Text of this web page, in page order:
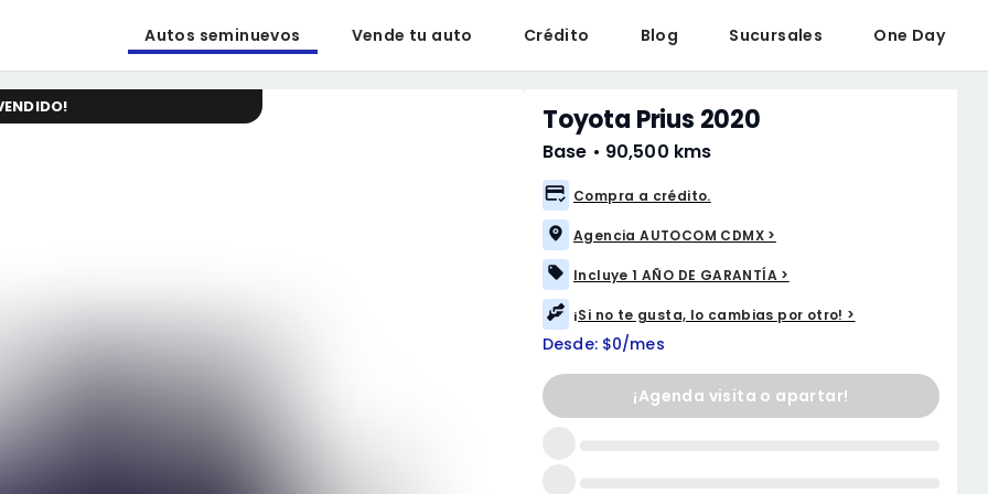
Autos seminuevos Vende tu auto Crédito Blog Sucursales One Day
! Toyota Prius 2020
Base • 90,500 kms
Compra a crédito.
Agencia AUTOCOM CDMX >
Incluye 1 AÑO DE GARANTÍA >
¡Si no te gusta, lo cambias por otro! >
Desde: $0/mes
¡Agenda visita o apartar!